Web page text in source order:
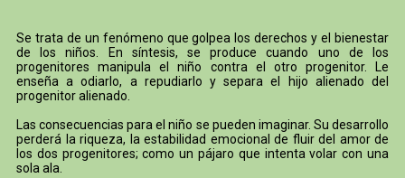
Se trata de un fenómeno que golpea los derechos y el bienestar
de los niños. En síntesis, se produce cuando uno de los
progenitores manipula el niño contra el otro progenitor. Le
enseña a odiarlo, a repudiarlo y separa el hijo alienado del
progenitor alienado.
Las consecuencias para el niño se pueden imaginar. Su desarrollo
perderá la riqueza, la estabilidad emocional de fluir del amor de
los dos progenitores; como un pájaro que intenta volar con una
sola ala.